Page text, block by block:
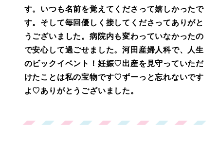
す。いつも名前を覚えてくださって嬉しかったで
す。そして毎回優しく接してくださってありがと
うございました。病院内も変わっていなかったの
で安心して過ごせました。河田産婦人科で、人生
のビックイベント！妊娠♡出産を見守っていただ
けたことは私の宝物です♡ずーっと忘れないです
よ♡ありがとうございました。